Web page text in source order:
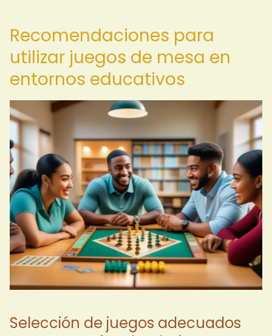
Recomendaciones para
utilizar juegos de mesa en
entornos educativos
Selección de juegos adecuados